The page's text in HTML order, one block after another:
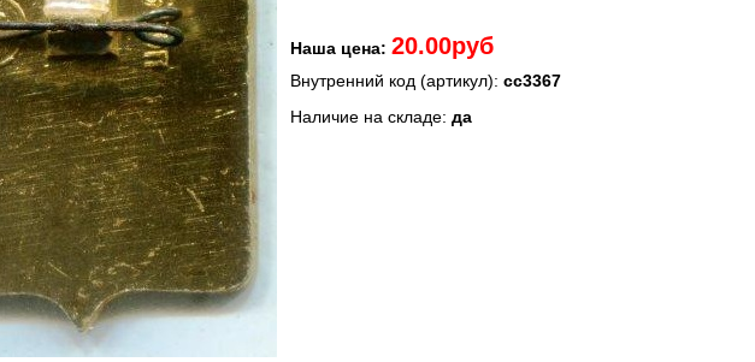
Наша цена: 20.00руб
Внутренний код (артикул): сс3367
Наличие на складе: да